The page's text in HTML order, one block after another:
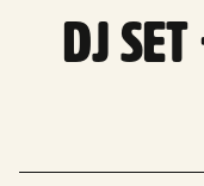
DJ set